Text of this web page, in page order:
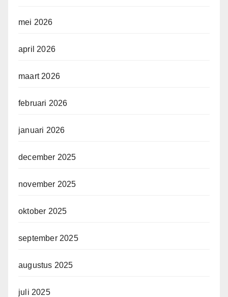
mei 2026
april 2026
maart 2026
februari 2026
januari 2026
december 2025
november 2025
oktober 2025
september 2025
augustus 2025
juli 2025